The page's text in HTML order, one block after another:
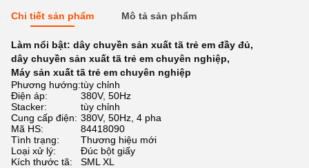
Chi tiết sản phẩm Mô tả sản phẩm
Làm nổi bật: dây chuyền sản xuất tã trẻ em đầy đủ,
dây chuyền sản xuất tã trẻ em chuyên nghiệp,
Máy sản xuất tã trẻ em chuyên nghiệp
Phương hướng:tùy chỉnh
Điện áp:
380V, 50Hz
Stacker:
tùy chỉnh
Cung cấp điện: 380V, 50Hz, 4 pha
Mã HS:
84418090
Tình trạng:
Thương hiệu mới
Loại xử lý:
Đúc bột giấy
Kích thước tã:
SML XL